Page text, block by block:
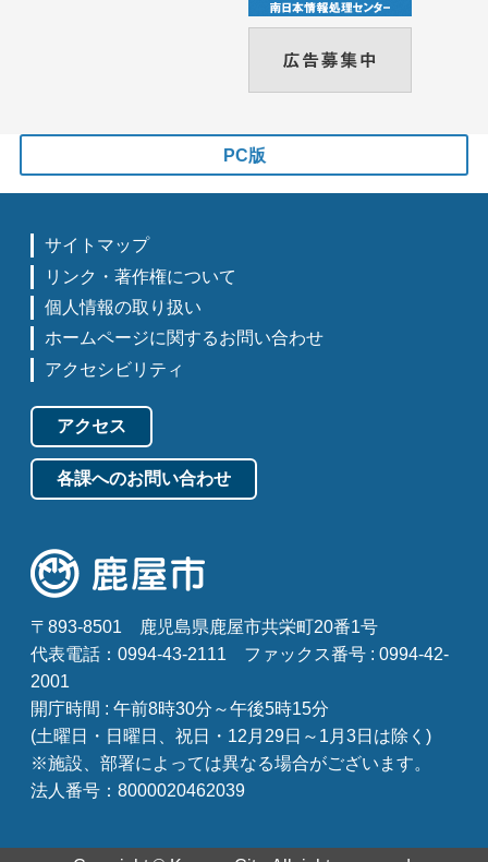
PC版
サイトマップ
リンク・著作権について
個人情報の取り扱い
ホームページに関するお問い合わせ
アクセシビリティ
アクセス
各課へのお問い合わせ
〒893-8501
鹿児島県鹿屋市共栄町20番1号
代表電話：0994-43-2111
ファックス番号 : 0994-42-
2001
開庁時間 : 午前8時30分～午後5時15分
(土曜日・日曜日、祝日・12月29日～1月3日は除く)
※施設、部署によっては異なる場合がございます。
法人番号：8000020462039